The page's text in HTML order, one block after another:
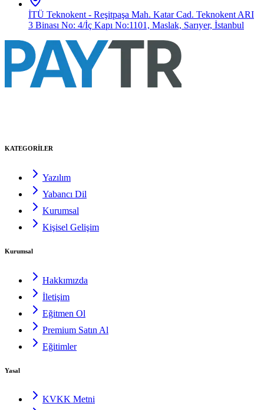
İTÜ Teknokent - Reşitpaşa Mah. Katar Cad. Teknokent ARI
3 Binası No: 4/İç Kapı No:1101, Maslak, Sarıyer, İstanbul
KATEGORİLER
Yazılım
Yabancı Dil
Kurumsal
Kişisel Gelişim
Kurumsal
Hakkımızda
İletişim
Eğitmen Ol
Premium Satın Al
Eğitimler
Yasal
KVKK Metni